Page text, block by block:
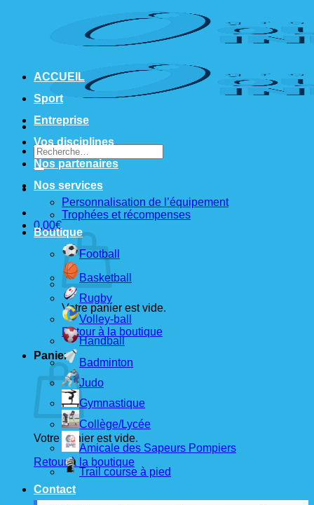
Recherche
pour :
0,00€
Votre panier est vide.
Retour à la boutique
Panier
Votre panier est vide.
Retour à la boutique
ACCUEIL
Sport
Entreprise
Vos disciplines
Nos partenaires
Nos services
Personnalisation de l’équipement
Trophées et récompenses
Boutique
Football
Basketball
Rugby
Volley-ball
Handball
Badminton
Judo
Gymnastique
Collège/Lycée
Amicale des Sapeurs Pompiers
Trail course à pied
Contact